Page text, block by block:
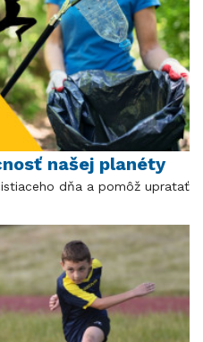
našej planéty
dňa a pomôž upratať